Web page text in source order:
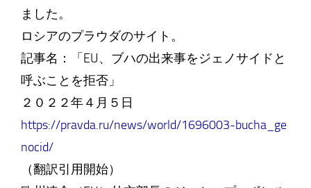
ました。
ロシアのプラウダのサイト。
記事名：「EU、ブハの出来事をジェノサイドと
呼ぶことを拒否」
２０２２年４月５日
https://pravda.ru/news/world/1696003-bucha_ge
nocid/
（翻訳引用開始）